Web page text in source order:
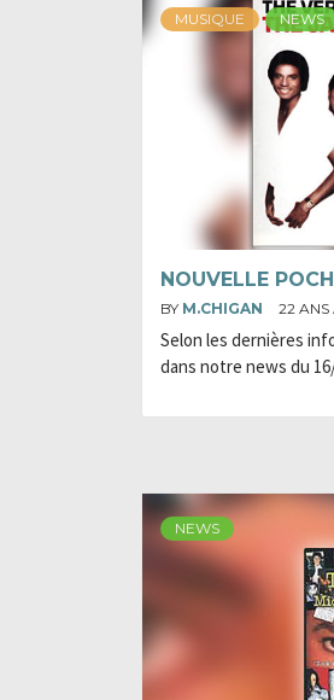
MUSIQUE NEWS
NOUVELLE
BY M.CHIGAN 22 ANS
Selon les dernières
dans notre news du
NEWS